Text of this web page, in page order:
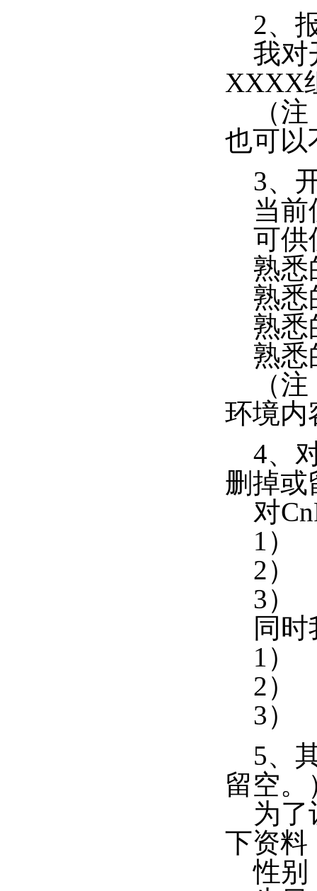
2、
我对
XXXX
（注
也可以
3、
当前
可供
熟悉
熟悉
熟悉
熟悉
（注
环境内
4、
删掉或
对
1）
2）
3）
同时
1）
2）
3）
5、
留空。
为了
下资料
性别